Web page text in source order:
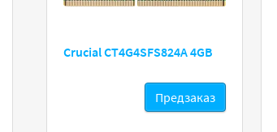
Crucial CT4G4SFS824A 4GB
Предзаказ